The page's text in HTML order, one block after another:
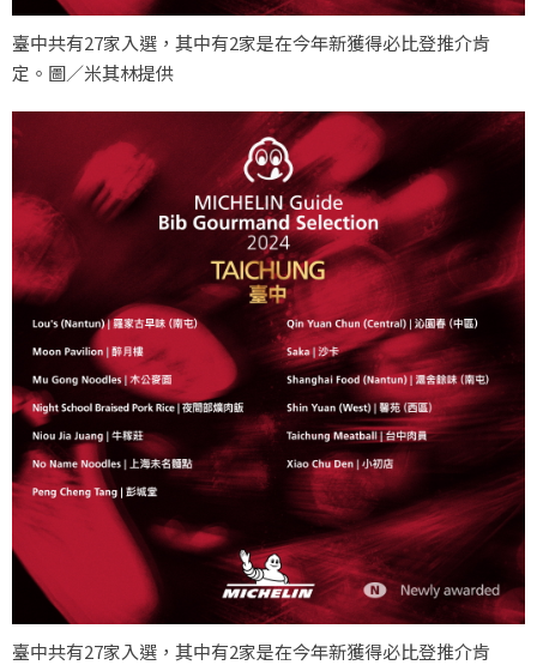
臺中共有27家入選，其中有2家是在今年新獲得必比登推介肯
定。圖／米其林提供
臺中共有27家入選，其中有2家是在今年新獲得必比登推介肯